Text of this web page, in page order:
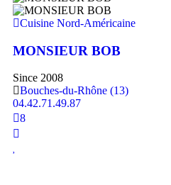
Cuisine Nord-Américaine
MONSIEUR BOB
Since 2008
Bouches-du-Rhône (13)
04.42.71.49.87
8